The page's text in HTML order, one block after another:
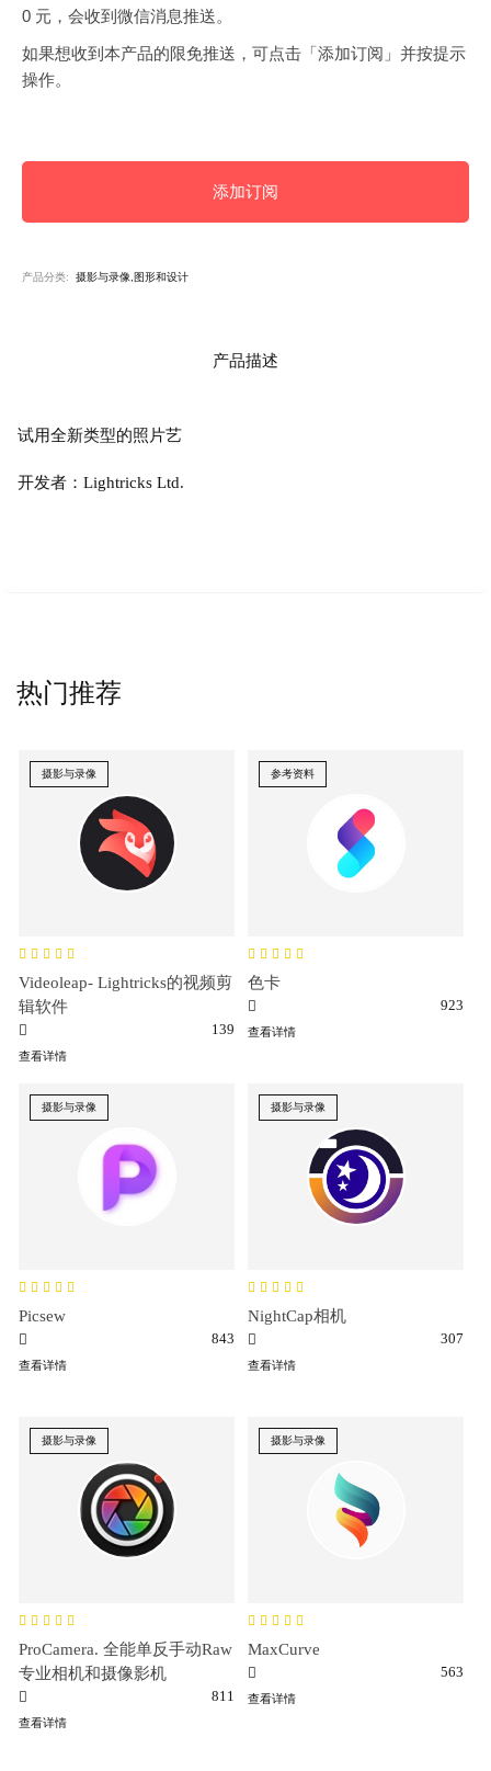
0 元，会收到微信消息推送。
如果想收到本产品的限免推送，可点击「添加订阅」并按提示
操作。
添加订阅
产品分类: 摄影与录像,图形和设计
产品描述
试用全新类型的照片艺
开发者：Lightricks Ltd.
热门推荐
摄影与录像
Videoleap- Lightricks的视频剪
辑软件
139
查看详情
参考资料
色卡
923
查看详情
摄影与录像
Picsew
843
查看详情
摄影与录像
NightCap相机
307
查看详情
摄影与录像
ProCamera. 全能单反手动Raw
专业相机和摄像影机
811
查看详情
摄影与录像
MaxCurve
563
查看详情